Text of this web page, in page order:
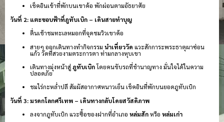
เช็คอินเข้าที่พักบนเขาค้อ พักผ่อนตามอัธยาศัย
วันที่ 2: แตะขอบฟ้าที่ภูทับเบิก – เดินสายทำบุญ
ตื่นเช้าชมทะเลหมอกที่จุดชมวิวเขาค้อ
สายๆ ออกเดินทางทำกิจกรรม นำเที่ยววัด แวะสักการะพระธาตุผาซ่อน
แก้ว วัดที่สวยงามตระการตา ท่ามกลางหุบเขา
เดินทางมุ่งหน้าสู่ ภูทับเบิกโดยคนขับรถที่ชำนาญทาง มั่นใจได้ในความ
ปลอดภัย
ชมไร่กะหล่ำปลี สัมผัสอากาศหนาวเย็น เช็คอินที่พักบนยอดภูทับเบิก
วันที่ 3: มรดกโลกศรีเทพ – เดินทางกลับโดยสวัสดิภาพ
ลงจากภูทับเบิก แวะซื้อของฝากที่อำเภอ หล่มสักหรือ หล่มเก่า